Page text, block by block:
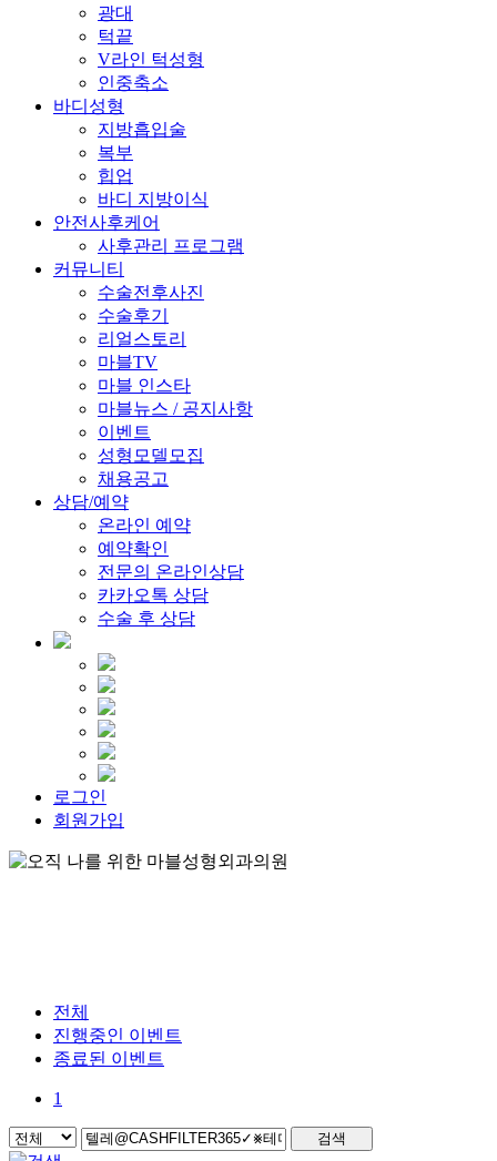
광대
턱끝
V라인 턱성형
인중축소
바디성형
지방흡입술
복부
힙업
바디 지방이식
안전사후케어
사후관리 프로그램
커뮤니티
수술전후사진
수술후기
리얼스토리
마블TV
마블 인스타
마블뉴스 / 공지사항
이벤트
성형모델모집
채용공고
상담/예약
온라인 예약
예약확인
전문의 온라인상담
카카오톡 상담
수술 후 상담
로그인
회원가입
전체
진행중인 이벤트
종료된 이벤트
1
검색